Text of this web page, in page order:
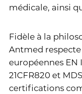
médicale, ainsi
Fidèle à la
Antmed
européennes EN
21CFR820 et
certifications